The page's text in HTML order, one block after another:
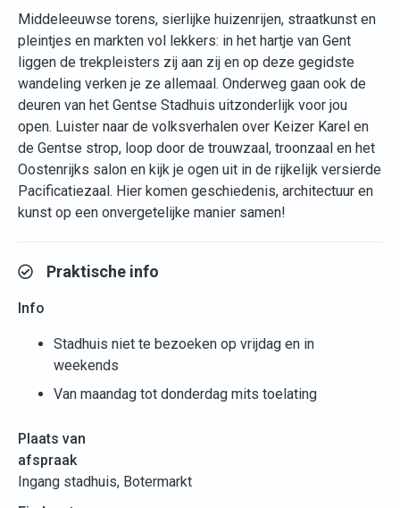
Middeleeuwse torens, sierlijke huizenrijen, straatkunst en
pleintjes en markten vol lekkers: in het hartje van Gent
liggen de trekpleisters zij aan zij en op deze gegidste
wandeling verken je ze allemaal. Onderweg gaan ook de
deuren van het Gentse Stadhuis uitzonderlijk voor jou
open. Luister naar de volksverhalen over Keizer Karel en
de Gentse strop, loop door de trouwzaal, troonzaal en het
Oostenrijks salon en kijk je ogen uit in de rijkelijk versierde
Pacificatiezaal. Hier komen geschiedenis, architectuur en
kunst op een onvergetelijke manier samen!
Praktische info
Info
Stadhuis niet te bezoeken op vrijdag en in
weekends
Van maandag tot donderdag mits toelating
Plaats van
afspraak
Ingang stadhuis, Botermarkt